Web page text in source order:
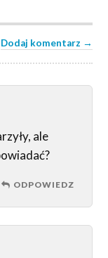
Dodaj komentarz →
ale
ODPOWIEDZ